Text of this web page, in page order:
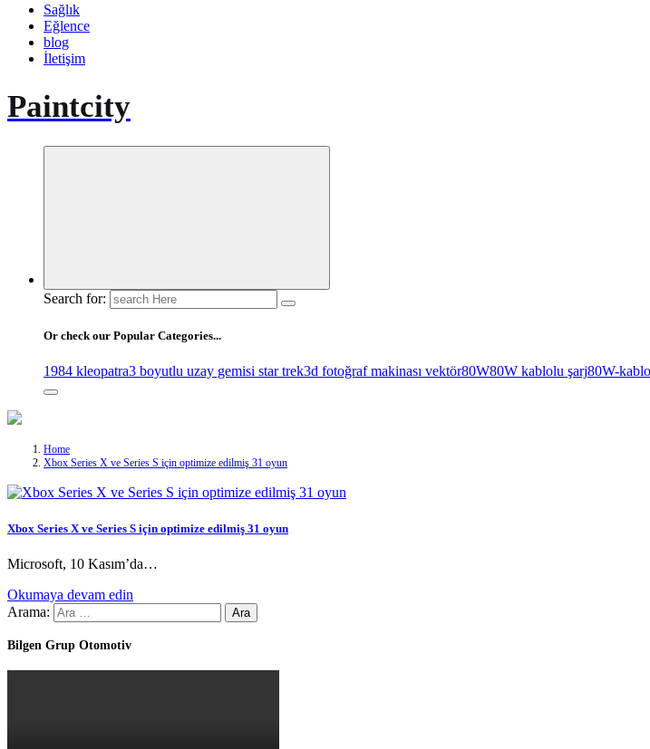
Sağlık
Eğlence
blog
İletişim
Paintcity
Search for:
Or check our Popular Categories...
1984 kleopatra3 boyutlu uzay gemisi star trek3d fotoğraf makinası vektör80W80W kablolu şarj80W-
Home
Xbox Series X ve Series S için optimize edilmiş 31 oyun
Xbox Series X ve Series S için optimize edilmiş 31 oyun
Microsoft, 10 Kasım’da…
Okumaya devam edin
Arama:
Bilgen Grup Otomotiv